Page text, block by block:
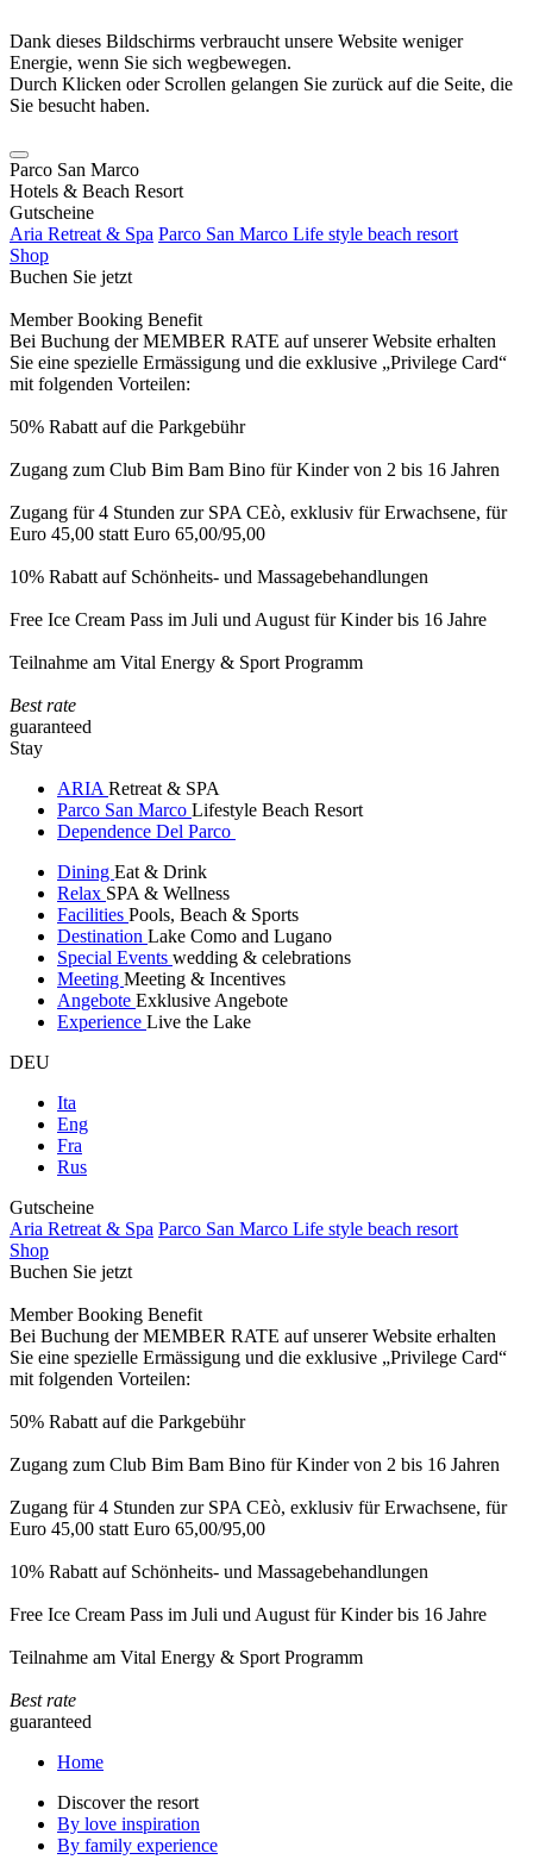
Dank dieses Bildschirms verbraucht unsere Website weniger
Energie, wenn Sie sich wegbewegen.
Durch Klicken oder Scrollen gelangen Sie zurück auf die Seite, die
Sie besucht haben.
Parco San Marco
Hotels & Beach Resort
Gutscheine
Aria Retreat & Spa Parco San Marco Life style beach resort
Shop
Buchen Sie jetzt
Member Booking Benefit
Bei Buchung der MEMBER RATE auf unserer Website erhalten
Sie eine spezielle Ermässigung und die exklusive „Privilege Card“
mit folgenden Vorteilen:
50% Rabatt auf die Parkgebühr
Zugang zum Club Bim Bam Bino für Kinder von 2 bis 16 Jahren
Zugang für 4 Stunden zur SPA CEò, exklusiv für Erwachsene, für
Euro 45,00 statt Euro 65,00/95,00
10% Rabatt auf Schönheits- und Massagebehandlungen
Free Ice Cream Pass im Juli und August für Kinder bis 16 Jahre
Teilnahme am Vital Energy & Sport Programm
Best rate
guaranteed
Stay
ARIA Retreat & SPA
Parco San Marco Lifestyle Beach Resort
Dependence Del Parco
Dining Eat & Drink
Relax SPA & Wellness
Facilities Pools, Beach & Sports
Destination Lake Como and Lugano
Special Events wedding & celebrations
Meeting Meeting & Incentives
Angebote Exklusive Angebote
Experience Live the Lake
DEU
Ita
Eng
Fra
Rus
Gutscheine
Aria Retreat & Spa Parco San Marco Life style beach resort
Shop
Buchen Sie jetzt
Member Booking Benefit
Bei Buchung der MEMBER RATE auf unserer Website erhalten
Sie eine spezielle Ermässigung und die exklusive „Privilege Card“
mit folgenden Vorteilen:
50% Rabatt auf die Parkgebühr
Zugang zum Club Bim Bam Bino für Kinder von 2 bis 16 Jahren
Zugang für 4 Stunden zur SPA CEò, exklusiv für Erwachsene, für
Euro 45,00 statt Euro 65,00/95,00
10% Rabatt auf Schönheits- und Massagebehandlungen
Free Ice Cream Pass im Juli und August für Kinder bis 16 Jahre
Teilnahme am Vital Energy & Sport Programm
Best rate
guaranteed
Home
Discover the resort
By love inspiration
By family experience